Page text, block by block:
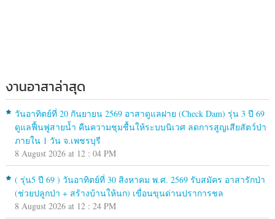
งานอาสาล่าสุด
วันอาทิตย์ที่ 20 กันยายน 2569 อาสาดูแลฝาย (Check Dam) รุ่น 3 ปี 69
ดูแลฟื้นฟูสายน้ำ คืนความชุมชื้นให้ระบบนิเวศ ลดการสูญเสียสัตว์ป่า
ภายใน 1 วัน จ.เพชรบุรี
8 August 2026 at 12 : 04 PM
( รุ่น5 ปี 69 ) วันอาทิตย์ที่ 30 สิงหาคม พ.ศ. 2569 รับสมัคร อาสารักป่า
(ช่วยปลูกป่า + สร้างบ้านให้นก) เขื่อนขุนด่านปราการชล
8 August 2026 at 12 : 24 PM